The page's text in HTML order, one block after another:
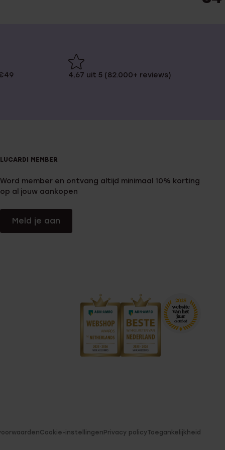
4,67 uit 5 (82.000+ reviews)
LUCARDI MEMBER
Word member en ontvang altijd minimaal 10% korting
op al jouw aankopen
Meld je aan
Cookie-instellingenPrivacy policyToegankelijkheid